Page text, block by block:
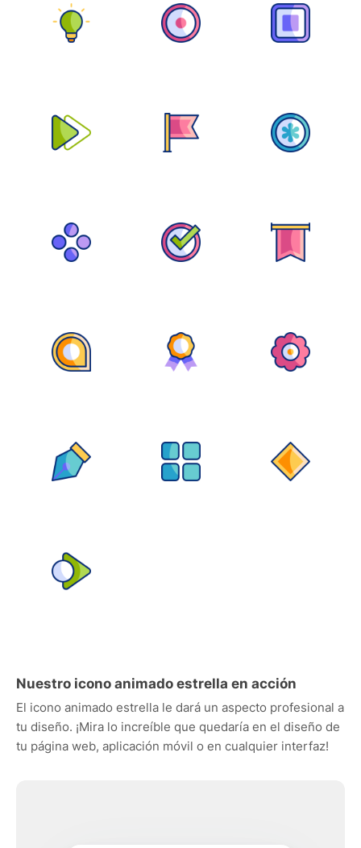
Nuestro icono animado estrella en acción
El icono animado estrella le dará un aspecto profesional a
tu diseño. ¡Mira lo increíble que quedaría en el diseño de
tu página web, aplicación móvil o en cualquier interfaz!